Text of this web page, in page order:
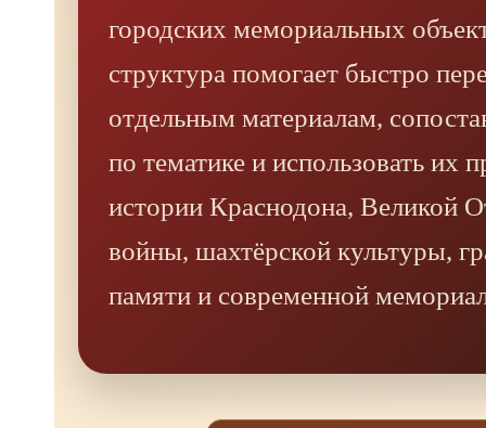
городских мемориальных
структура помогает быстро
отдельным материалам,
по тематике и использовать их
истории Краснодона, Великой
войны, шахтёрской культуры,
памяти и современной